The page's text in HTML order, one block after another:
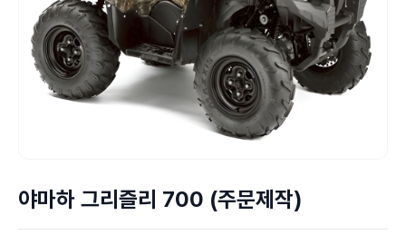
야마하 그리즐리 700 (주문제작)